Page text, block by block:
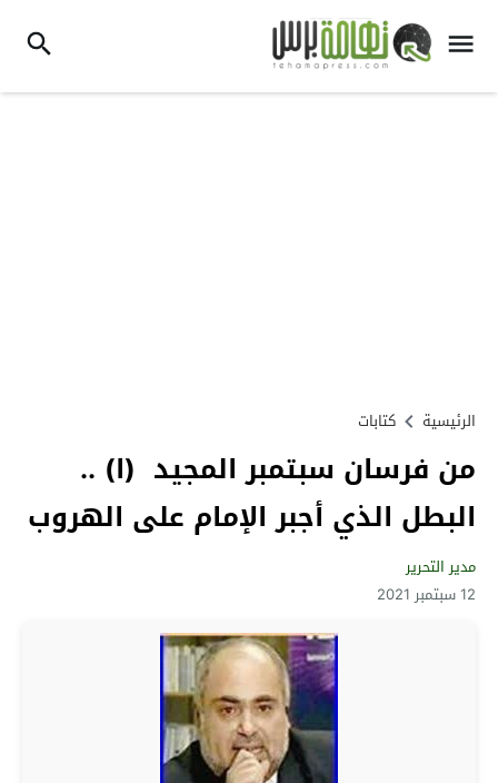
الرئيسية كتابات
من فرسان سبتمبر المجيد (ا) ..
البطل الذي أجبر الإمام على الهروب
مدير التحرير
12 سبتمبر 2021